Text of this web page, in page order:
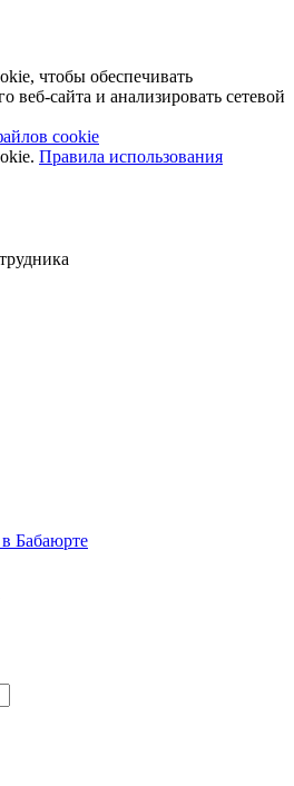
чтобы обеспечивать
веб-сайта и анализировать сетевой
cookie
Правила использования
Бабаюрте